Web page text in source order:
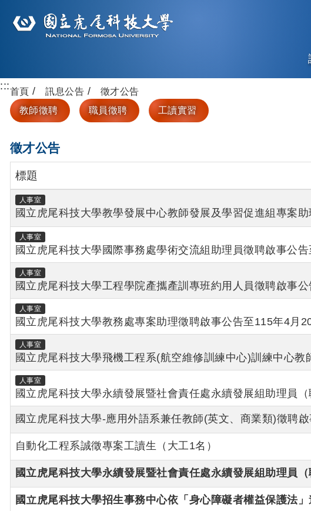
:::首頁 訊息公告
徵才公告
教師徵聘
職員徵聘 工讀實習
徵才公告
標題
人事室
國立虎尾科技大學教學發展中心教師發展及學習促進組專案
人事室
國立虎尾科技大學國際事務處學術交流組助理員徵聘啟事公
人事室
國立虎尾科技大學工程學院產攜產訓專班約用人員徵聘啟事
人事室
國立虎尾科技大學教務處專案助理徵聘啟事公告至115年4月
人事室
國立虎尾科技大學飛機工程系(航空維修訓練中心)訓練中心教
人事室
國立虎尾科技大學永續發展暨社會責任處永續發展組助理員
國立虎尾科技大學-應用外語系兼任教師(英文、商業類)徵聘
自動化工程系誠徵專案工讀生（大工1名）
國立虎尾科技大學永續發展暨社會責任處永續發展組助理員（
國立虎尾科技大學招生事務中心依「身心障礙者權益保護法